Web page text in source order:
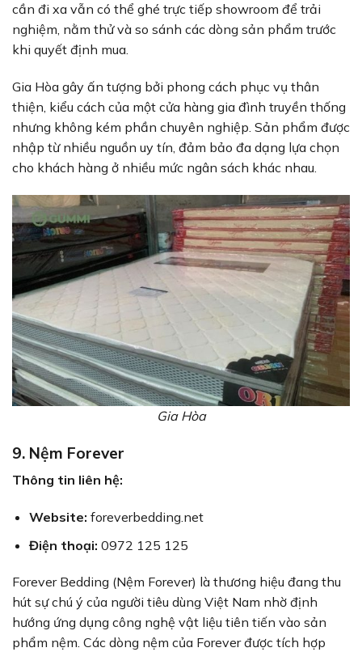
cần đi xa vẫn có thể ghé trực tiếp showroom để trải
nghiệm, nằm thử và so sánh các dòng sản phẩm trước
khi quyết định mua.
Gia Hòa gây ấn tượng bởi phong cách phục vụ thân
thiện, kiểu cách của một cửa hàng gia đình truyền thống
nhưng không kém phần chuyên nghiệp. Sản phẩm được
nhập từ nhiều nguồn uy tín, đảm bảo đa dạng lựa chọn
cho khách hàng ở nhiều mức ngân sách khác nhau.
Gia Hòa
9. Nệm Forever
Thông tin liên hệ:
Website: foreverbedding.net
Điện thoại: 0972 125 125
Forever Bedding (Nệm Forever) là thương hiệu đang thu
hút sự chú ý của người tiêu dùng Việt Nam nhờ định
hướng ứng dụng công nghệ vật liệu tiên tiến vào sản
phẩm nệm. Các dòng nệm của Forever được tích hợp